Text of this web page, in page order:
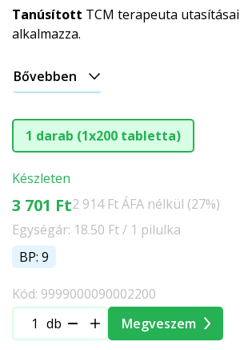
Tanúsított TCM terapeuta
alkalmazza.
Bővebben
1 darab (1x200 tabletta)
Készleten
3 701 Ft2 914 Ft ÁFA nélkül (27%)
Egységár: 18.50 Ft / 1 pilulka
BP: 9
Kód: 9999000090002200
db
Megveszem